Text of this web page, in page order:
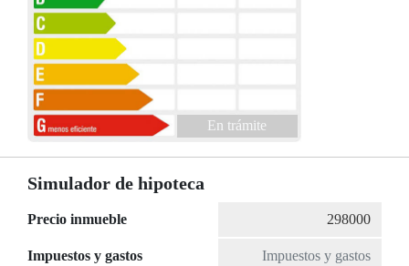
En trámite
Simulador de hipoteca
Precio inmueble
Impuestos y gastos